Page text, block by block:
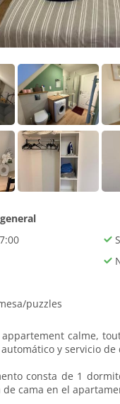
puzzles
calme,
y servicio
consta de 1
cama en el